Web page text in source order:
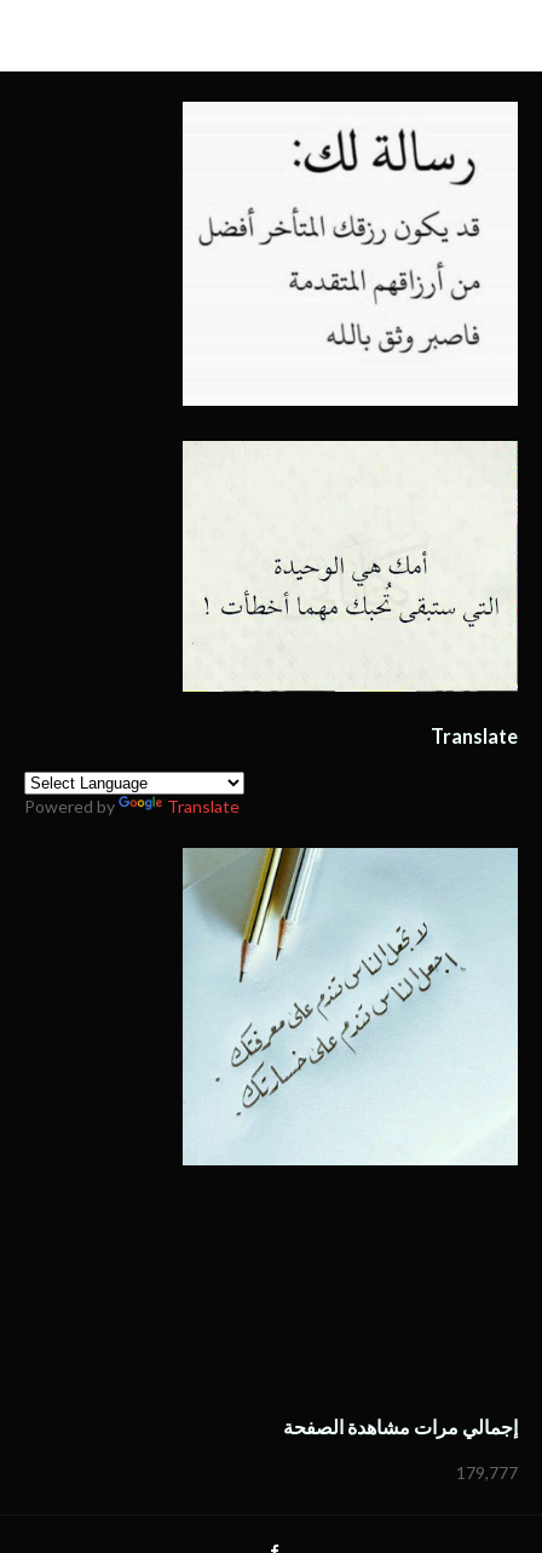
Translate
Powered by Translate
إجمالي مرات مشاهدة الصفحة
179,777